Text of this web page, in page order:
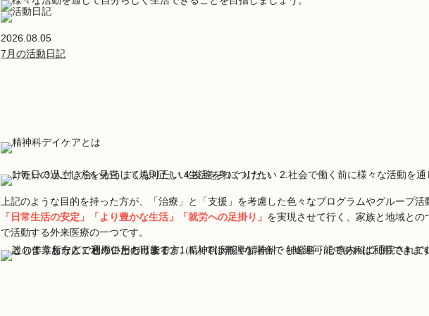
2026.08.05
7月の活動日記
上記のような目的を持った方が、「治療」と「支援」を考慮した色々なプログラムやグループ活
「日常生活の安定」「より豊かな生活」「就労への足掛り」 を実現させて行く、家族と地域との
で活動する外来医療の一つです。